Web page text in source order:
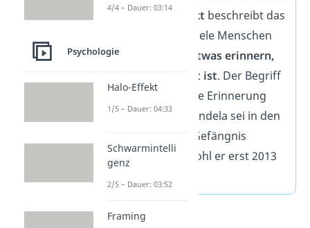
Der Mandela-Effekt beschreibt das
, dass viele Menschen
sich
kollektiv an etwas erinnern,
das nie so passiert ist. Der Begriff
geht auf die falsche Erinnerung
zurück, Nelson Mandela sei in den
1980er Jahren im Gefängnis
gestorben — obwohl er erst 2013
4/4 – Dauer: 03:14
Psychologie
Halo-Effekt
1/5 – Dauer: 04:33
Schwarmintelli
genz
2/5 – Dauer: 03:52
Framing